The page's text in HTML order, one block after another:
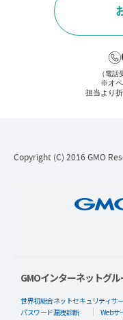
（電
※オペ
担当より
Copyright (C) 2016 GMO
GMOインターネットグ
世界初総合ネットセキュリティサ
パスワード漏洩診断
Webサ